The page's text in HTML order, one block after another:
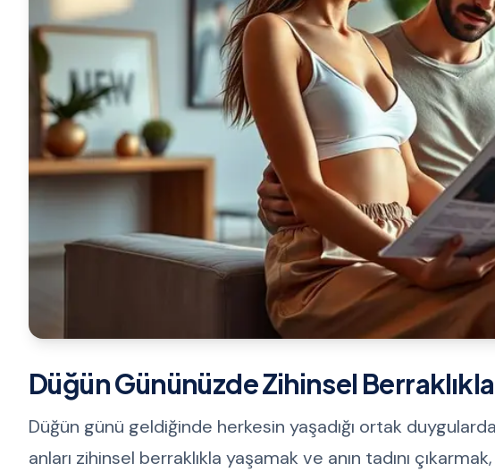
Düğün Gününüzde Zihinsel
Düğün günü geldiğinde herkesin yaşadığı ortak
anları zihinsel berraklıkla yaşamak ve anın tadını